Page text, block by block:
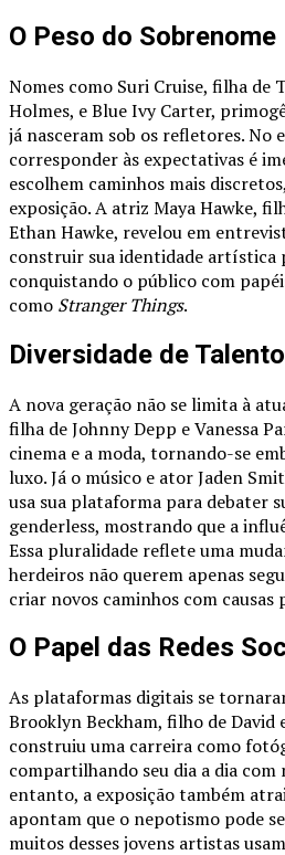
O Peso do Sobrenome
Nomes como Suri Cruise, filha de
Holmes, e Blue Ivy Carter,
já nasceram sob os refletores. No
corresponder às expectativas é
escolhem caminhos mais
exposição. A atriz Maya Hawke,
Ethan Hawke, revelou em
construir sua identidade artística
conquistando o público com
como Stranger Things.
Diversidade de
A nova geração não se limita à
filha de Johnny Depp e Vanessa
cinema e a moda, tornando-se
luxo. Já o músico e ator Jaden
usa sua plataforma para debater
genderless, mostrando que a
Essa pluralidade reflete uma
herdeiros não querem apenas
criar novos caminhos com causas
O Papel das Redes
As plataformas digitais se
Brooklyn Beckham, filho de David
construiu uma carreira como
compartilhando seu dia a dia com
entanto, a exposição também
apontam que o nepotismo pode
muitos desses jovens artistas